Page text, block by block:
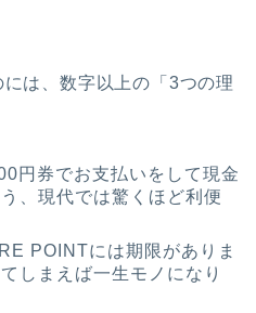
は、数字以上の「3つの理
円券でお支払いをして現金
、現代では驚くほど利便
POINTには期限がありま
しまえば一生モノになり